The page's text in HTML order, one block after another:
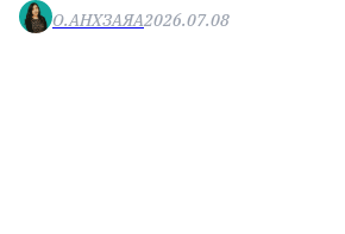
О.АНХЗАЯА2026.07.08